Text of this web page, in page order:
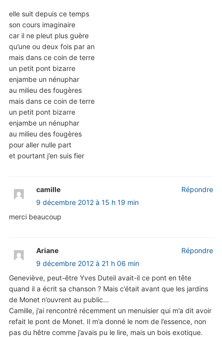
elle suit depuis ce temps
son cours imaginaire
car il ne pleut plus guère
qu’une ou deux fois par an
mais dans ce coin de terre
un petit pont bizarre
enjambe un nénuphar
au milieu des fougères
mais dans ce coin de terre
un petit pont bizarre
enjambe un nénuphar
au milieu des fougères
pour aller nulle part
et pourtant j’en suis fier
camille
9 décembre 2012 à 15 h 19 min
merci beaucoup
Répondre
Ariane
9 décembre 2012 à 21 h 06 min
Geneviève, peut-être Yves Duteil avait-il ce pont en tête
quand il a écrit sa chanson ? Mais c’était avant que les jardins
de Monet n’ouvrent au public…
Camille, j’ai rencontré récemment un menuisier qui m’a dit avoir
refait le pont de Monet. Il m’a donné le nom de l’essence, non
pas du hêtre comme j’avais pu le lire, mais un bois exotique.
Répondre